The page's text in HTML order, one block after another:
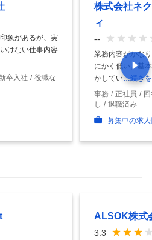
象があるが、実
けない仕事内容
新卒入社
役職な
株式会社ネ
ィ
--
業務内容がかな
にかく低い。基
かしてい…続き
事務
正社員
し
退職済み
募集中の求
ALSOK株式
3.3